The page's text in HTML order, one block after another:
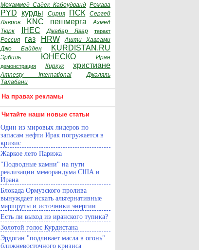
Мохаммед Садек Кабоудванд Рожава
PYD курды Сирия ПСК
Сергей
Лавров
KNC пешмерга
Ахмед
Тюрк
IHEC Джабар Явар теракт
Россия газ HRW
Ашти Хаврами
Джо Байден
KURDISTAN.RU
Эрбиль ЮНЕСКО Иран
демонстрация Киркук христиане
Amnesty International
Джаляль
Талабани
На правах рекламы
Читайте наши новые статьи
Один из мировых лидеров по
запасам нефти Ирак погружается в
кризис
Жаркое лето Парижа
"Подводные камни" на пути
реализации меморандума США и
Ирана
Блокада Ормузского пролива
вынуждает искать альтернативные
маршруты и источники энергии
Есть ли выход из иранского тупика?
Золотой голос Курдистана
Эрдоган "подливает масла в огонь"
ближневосточного кризиса